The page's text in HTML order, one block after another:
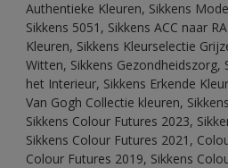
Authentieke Kleuren, Sikkens
Sikkens 5051, Sikkens ACC naar
Kleuren, Sikkens Kleurselectie
Witten, Sikkens Gezondheidszorg,
het Interieur, Sikkens Erkende
Van Gogh Collectie kleuren,
Sikkens Colour Futures 2023,
Sikkens Colour Futures 2021,
Colour Futures 2019, Sikkens